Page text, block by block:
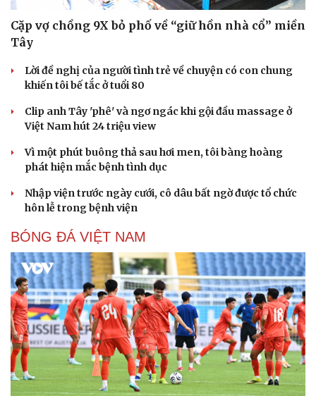
Cặp vợ chồng 9X bỏ phố về “giữ hồn nhà cổ” miền
Tây
Lời đề nghị của người tình trẻ về chuyện có con chung
khiến tôi bế tắc ở tuổi 80
Clip anh Tây 'phê' và ngơ ngác khi gội đầu massage ở
Việt Nam hút 24 triệu view
Vì một phút buông thả sau hơi men, tôi bàng hoàng
phát hiện mắc bệnh tình dục
Nhập viện trước ngày cưới, cô dâu bất ngờ được tổ chức
hôn lễ trong bệnh viện
BÓNG ĐÁ VIỆT NAM